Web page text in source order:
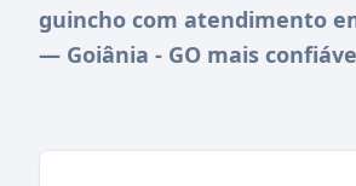
guincho com atendimento
— Goiânia - GO mais